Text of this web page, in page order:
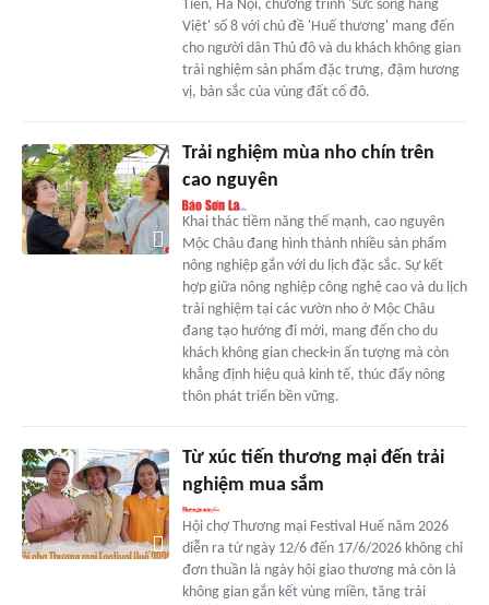
Tiền, Hà Nội, chương trình 'Sức sống hàng
Việt' số 8 với chủ đề 'Huế thương' mang đến
cho người dân Thủ đô và du khách không gian
trải nghiệm sản phẩm đặc trưng, đậm hương
vị, bản sắc của vùng đất cố đô.
Trải nghiệm mùa nho chín trên
cao nguyên
Khai thác tiềm năng thế mạnh, cao nguyên
Mộc Châu đang hình thành nhiều sản phẩm
nông nghiệp gắn với du lịch đặc sắc. Sự kết
hợp giữa nông nghiệp công nghệ cao và du lịch
trải nghiệm tại các vườn nho ở Mộc Châu
đang tạo hướng đi mới, mang đến cho du
khách không gian check-in ấn tượng mà còn
khẳng định hiệu quả kinh tế, thúc đẩy nông
thôn phát triển bền vững.
Từ xúc tiến thương mại đến trải
nghiệm mua sắm
Hội chợ Thương mại Festival Huế năm 2026
diễn ra từ ngày 12/6 đến 17/6/2026 không chỉ
đơn thuần là ngày hội giao thương mà còn là
không gian gắn kết vùng miền, tăng trải